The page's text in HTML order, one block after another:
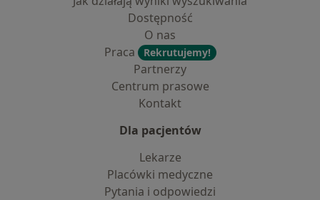
Dostępność
O nas
Praca
Rekrutujemy!
Partnerzy
Centrum prasowe
Kontakt
Dla pacjentów
Lekarze
Placówki medyczne
Pytania i odpowiedzi